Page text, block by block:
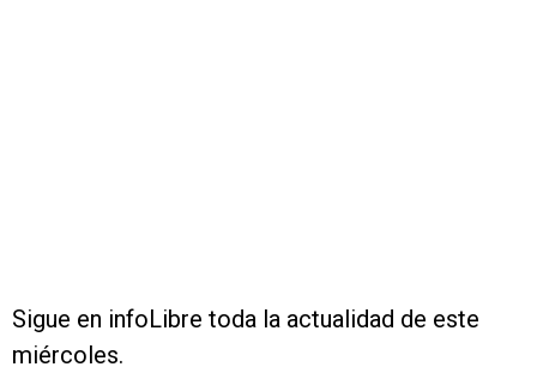
Sigue en infoLibre toda la actualidad de este
miércoles.